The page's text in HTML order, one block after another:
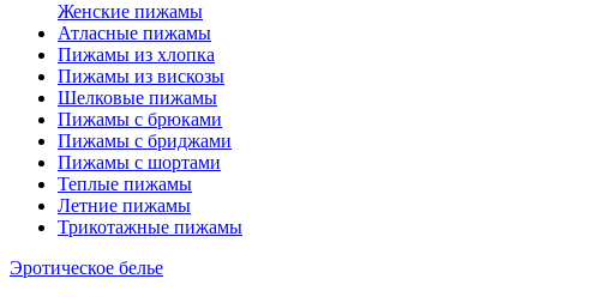
Женские пижамы
Атласные пижамы
Пижамы из хлопка
Пижамы из вискозы
Шелковые пижамы
Пижамы с брюками
Пижамы с бриджами
Пижамы с шортами
Теплые пижамы
Летние пижамы
Трикотажные пижамы
Эротическое белье